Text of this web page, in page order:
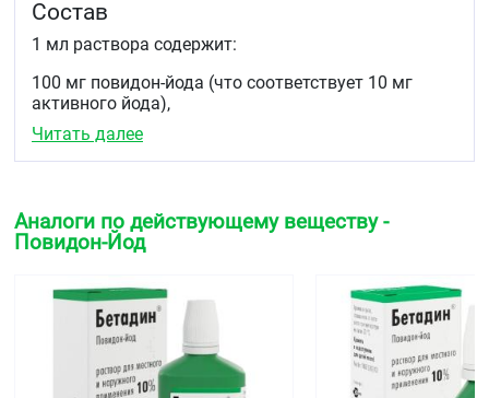
Состав
1 мл раствора содержит:
100 мг повидон-йода (что соответствует 10 мг
активного йода),
вспомогательные вещества: глицерол, ноноксинол
9, лимонная кислота, безводная, натрия
темно-коричневого цвета с запахом йода.
Антисептическое средство
Код АТХ: D08AG02
Фармакологические свойства
Читать далее
Аналоги по действующему веществу -
Повидон-Йод